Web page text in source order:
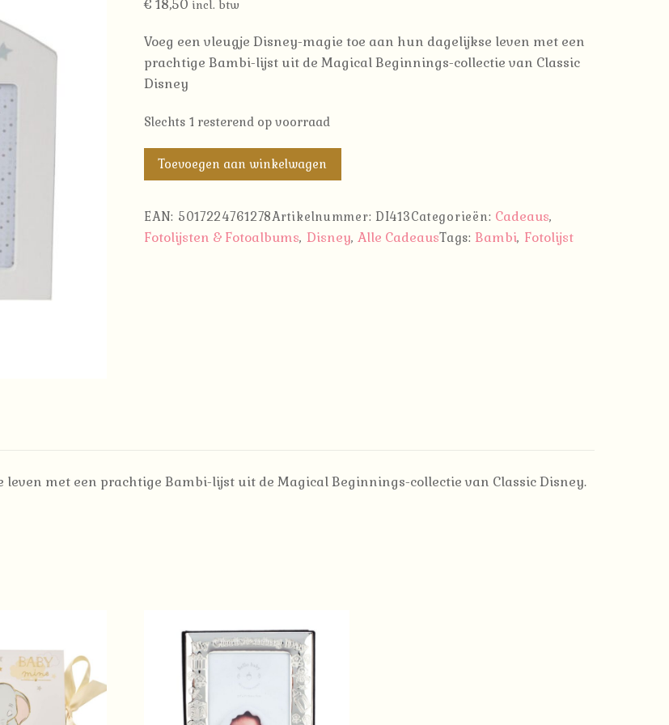
€ 18,50 incl. btw
Voeg een vleugje Disney-magie toe aan hun dagelijkse leven met een
prachtige Bambi-lijst uit de Magical Beginnings-collectie van Classic
Disney
Slechts 1 resterend op voorraad
Disney
Fotolijst
'Hello
Little
Toevoegen aan winkelwagen
EAN: 5017224761278Artikelnummer: DI413Categorieën: Cadeaus,
Fotolijsten & Fotoalbums, Disney,Alle CadeausTags: Bambi, Fotolijst
met een prachtige Bambi-lijst uit de Magical Beginnings-collectie van Classic Disney.